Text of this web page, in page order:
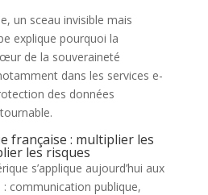
un sceau invisible mais
explique pourquoi la
de la souveraineté
dans les services e-
des données
française : multiplier les
les risques
s’applique aujourd’hui aux
communication publique,